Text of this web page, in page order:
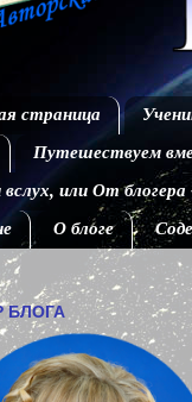
страница
Путешествуем
или От блогера
О блоге
БЛОГА